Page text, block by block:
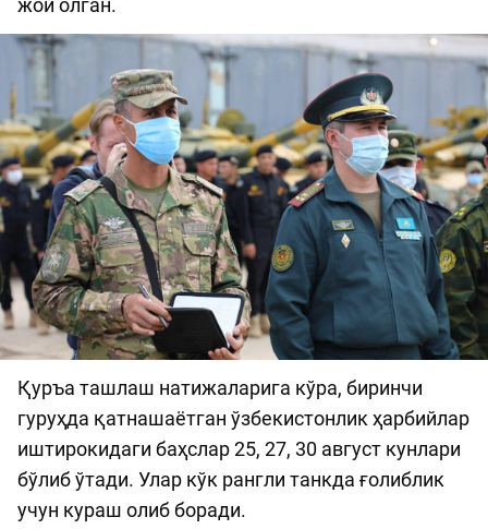
жой олган.
Қуръа ташлаш натижаларига кўра, биринчи
гуруҳда қатнашаётган ўзбекистонлик ҳарбийлар
иштирокидаги баҳслар 25, 27, 30 август кунлари
бўлиб ўтади. Улар кўк рангли танкда ғолиблик
учун кураш олиб боради.